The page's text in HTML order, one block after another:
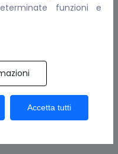
funzioni e
Accetta tutti